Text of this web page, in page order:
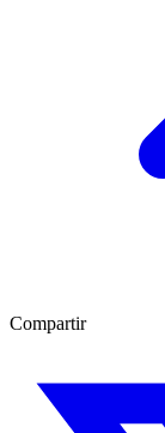
Compartir